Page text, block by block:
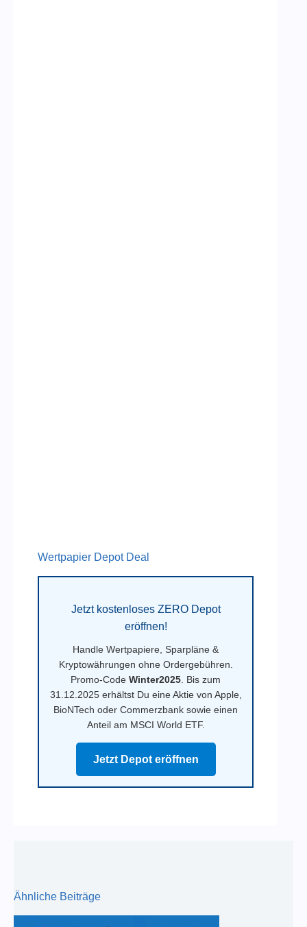
Wertpapier Depot Deal
Jetzt kostenloses ZERO Depot
eröffnen!
Handle Wertpapiere, Sparpläne &
Kryptowährungen ohne Ordergebühren.
Promo-CodeWinter2025 . Bis zum
31.12.2025 erhältst Du eine Aktie von Apple,
BioNTech oder Commerzbank sowie einen
Anteil am MSCI World ETF.
Jetzt Depot eröffnen
Ähnliche Beiträge